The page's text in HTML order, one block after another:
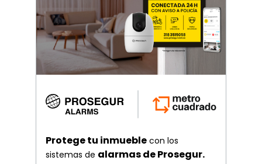
Protege tu inmueble con los
sistemas de alarmas de Prosegur.